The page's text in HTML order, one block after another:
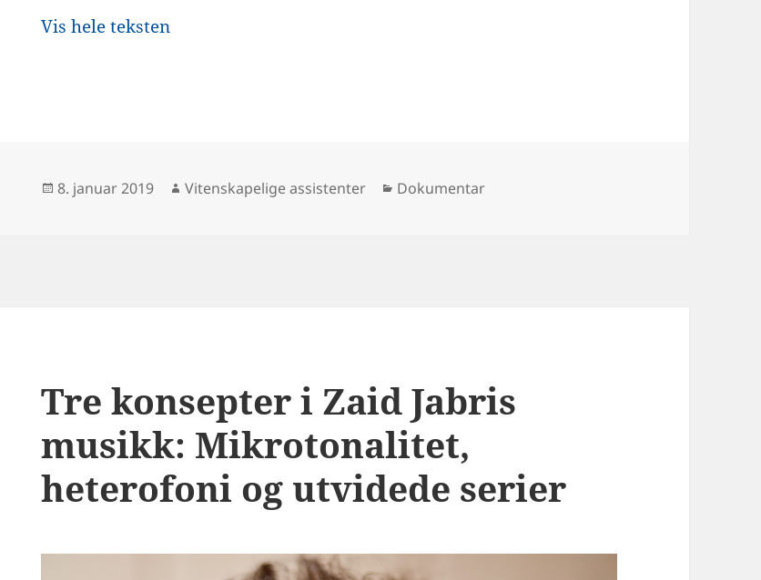
Vis hele teksten
Publisert
8. januar 2019 Forfatter
Vitenskapelige assistenter Kategorier
Dokumentar
Tre konsepter i Zaid Jabris
musikk: Mikrotonalitet,
heterofoni og utvidede serier